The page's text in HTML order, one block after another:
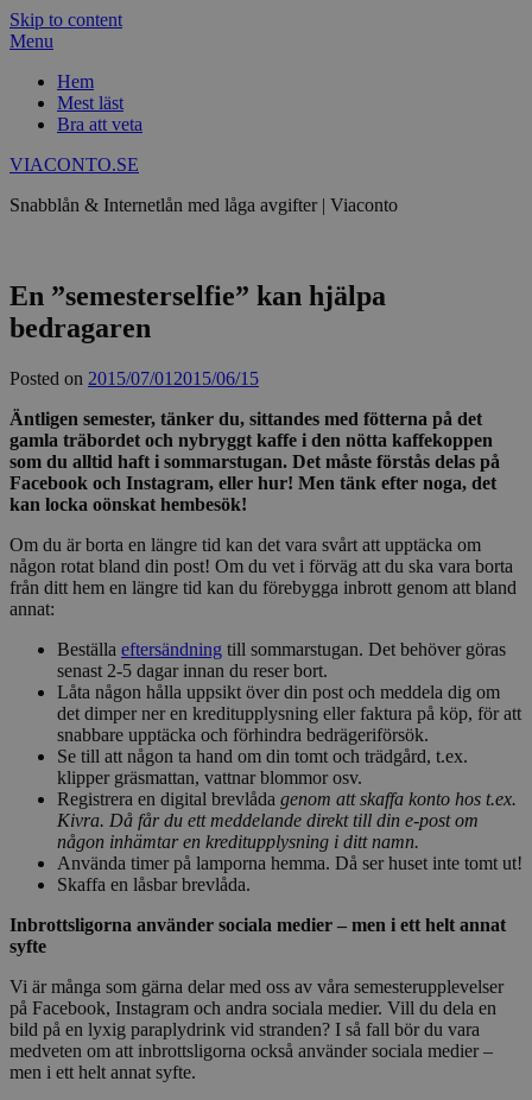
Skip to content
Menu
Hem
Mest läst
Bra att veta
VIACONTO.SE
Snabblån & Internetlån med låga avgifter | Viaconto
En ”semesterselfie” kan hjälpa
bedragaren
Posted on 2015/07/01 2015/06/15
Äntligen semester, tänker du, sittandes med fötterna på det
gamla träbordet och nybryggt kaffe i den nötta kaffekoppen
som du alltid haft i sommarstugan. Det måste förstås delas på
Facebook och Instagram, eller hur! Men tänk efter noga, det
kan locka oönskat hembesök!
Om du är borta en längre tid kan det vara svårt att upptäcka om
någon rotat bland din post! Om du vet i förväg att du ska vara borta
från ditt hem en längre tid kan du förebygga inbrott genom att bland
annat:
Beställa eftersändning till sommarstugan. Det behöver göras
senast 2-5 dagar innan du reser bort.
Låta någon hålla uppsikt över din post och meddela dig om
det dimper ner en kreditupplysning eller faktura på köp, för att
snabbare upptäcka och förhindra bedrägeriförsök.
Se till att någon ta hand om din tomt och trädgård, t.ex.
klipper gräsmattan, vattnar blommor osv.
Registrera en digital brevlåda genom att skaffa konto hos t.ex.
Kivra. Då får du ett meddelande direkt till din e-post om
någon inhämtar en kreditupplysning i ditt namn.
Använda timer på lamporna hemma. Då ser huset inte tomt ut!
Skaffa en låsbar brevlåda.
Inbrottsligorna använder sociala medier – men i ett helt annat
syfte
Vi är många som gärna delar med oss av våra semesterupplevelser
på Facebook, Instagram och andra sociala medier. Vill du dela en
bild på en lyxig paraplydrink vid stranden? I så fall bör du vara
medveten om att inbrottsligorna också använder sociala medier –
men i ett helt annat syfte.